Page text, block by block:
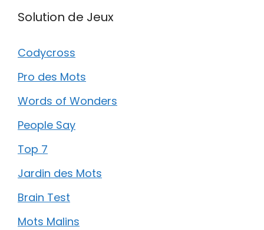
Solution de Jeux
Codycross
Pro des Mots
Words of Wonders
People Say
Top 7
Jardin des Mots
Brain Test
Mots Malins